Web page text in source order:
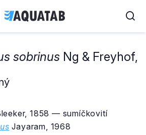
sobrinus Ng & Freyhof,
1858 — sumíčkovití
Jayaram, 1968